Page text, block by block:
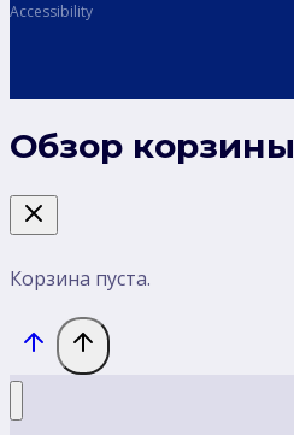
Accessibility
Обзор корзины
Корзина пуста.